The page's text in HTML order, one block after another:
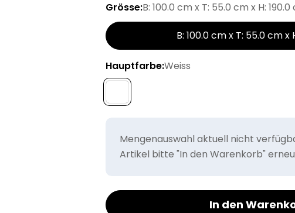
Grösse:B: 100.0 cm x T: 55.0 cm x H: 190.0
B: 100.0 cm x T: 55.0 cm x
Hauptfarbe:Weiss
Mengenauswahl aktuell nicht
Artikel bitte "In den Warenkorb"
In den